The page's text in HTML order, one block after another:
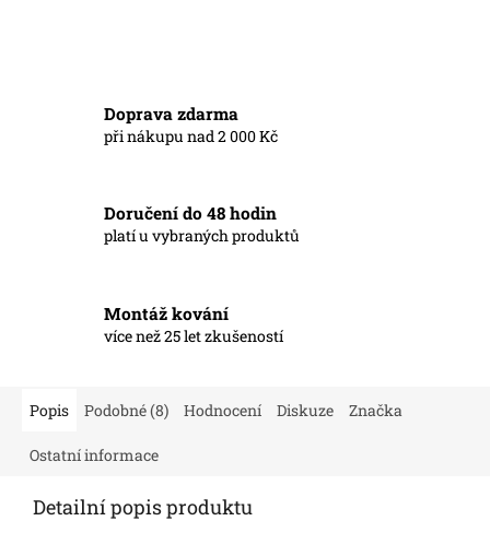
Doprava zdarma
při nákupu nad 2 000 Kč
Doručení do 48 hodin
platí u vybraných produktů
Montáž kování
více než 25 let zkušeností
Popis Podobné (8) Hodnocení Diskuze Značka
Ostatní informace
Detailní popis produktu